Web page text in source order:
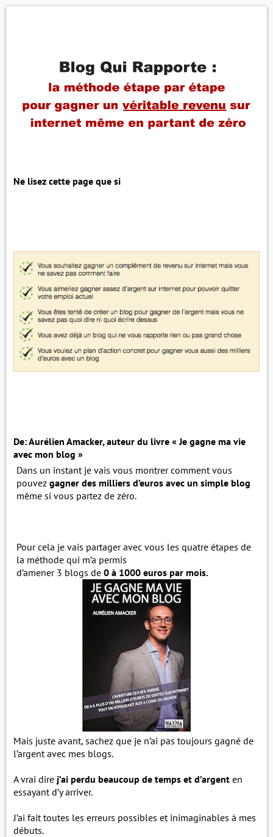
Ne lisez cette page que si
De: Aurélien Amacker, auteur du livre « Je gagne ma vie
avec mon blog »
Dans un instant je vais vous montrer comment vous
pouvez gagner des milliers d’euros avec un simple blog
même si vous partez de zéro.
Pour cela je vais partager avec vous les quatre étapes de
la méthode qui m’a permis
d’amener 3 blogs de 0 à 1000 euros par mois.
Mais juste avant, sachez que je n’ai pas toujours gagné de
l’argent avec mes blogs.
A vrai dire j’ai perdu beaucoup de temps et d’argent en
essayant d’y arriver.
J’ai fait toutes les erreurs possibles et inimaginables à mes
débuts.